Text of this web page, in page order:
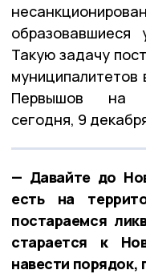
образовавшиеся
Такую задачу
муниципалитетов
Первышов на
сегодня, 9
— Давайте до
есть на
постараемся
старается к
навести порядок,